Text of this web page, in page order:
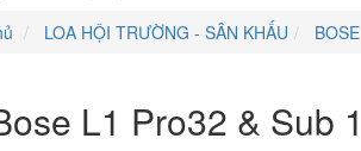
LOA HỘI TRƯỜNG - SÂN KHẤU BOSE
L1 Pro32 & Sub 1